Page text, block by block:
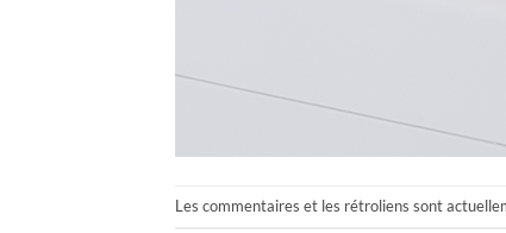
Les commentaires et les rétroliens sont